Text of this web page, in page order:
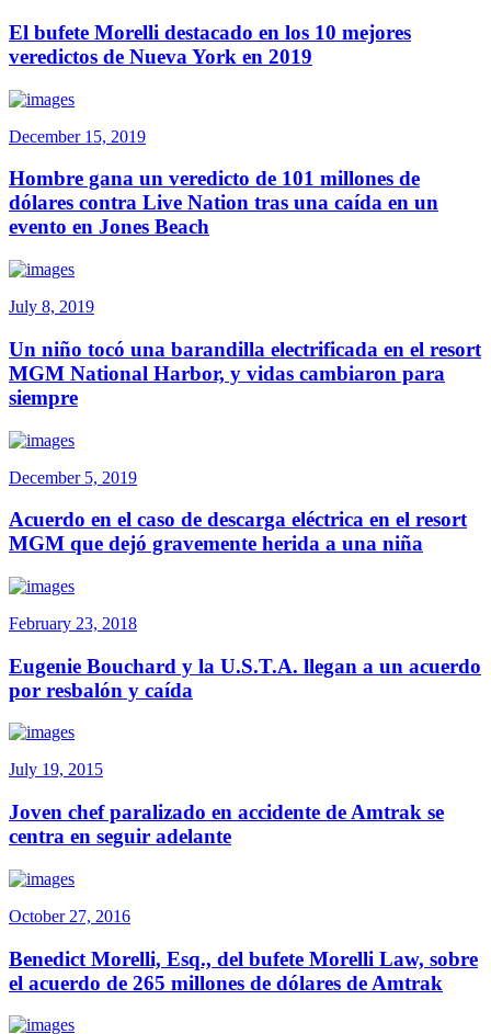
El bufete Morelli destacado en los 10 mejores
veredictos de Nueva York en 2019
December 15, 2019
Hombre gana un veredicto de 101 millones de
dólares contra Live Nation tras una caída en un
evento en Jones Beach
July 8, 2019
Un niño tocó una barandilla electrificada en el resort
MGM National Harbor, y vidas cambiaron para
siempre
December 5, 2019
Acuerdo en el caso de descarga eléctrica en el resort
MGM que dejó gravemente herida a una niña
February 23, 2018
Eugenie Bouchard y la U.S.T.A. llegan a un acuerdo
por resbalón y caída
July 19, 2015
Joven chef paralizado en accidente de Amtrak se
centra en seguir adelante
October 27, 2016
Benedict Morelli, Esq., del bufete Morelli Law, sobre
el acuerdo de 265 millones de dólares de Amtrak